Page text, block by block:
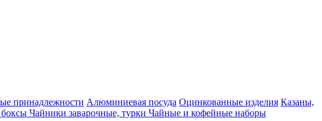
принадлежности Алюминиевая посуда Оцинкованные изделия Казаны,
боксы Чайники заварочные, турки Чайные и кофейные наборы